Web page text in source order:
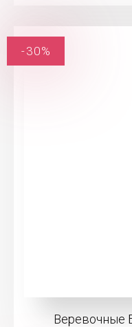
Веревочные
-30%